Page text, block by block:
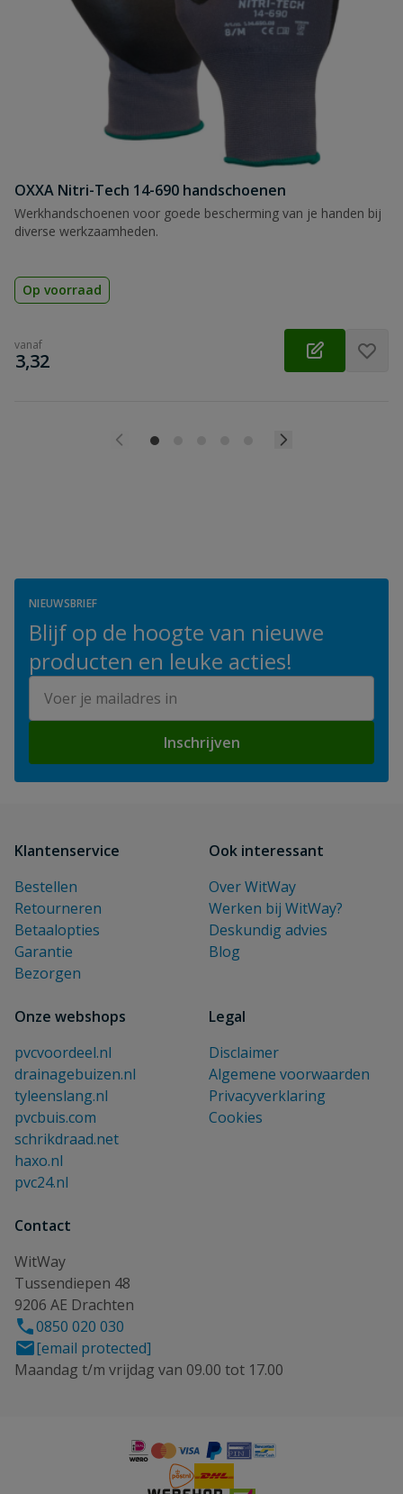
OXXA Nitri-Tech 14-690 handschoenen
Werkhandschoenen voor goede bescherming van je handen bij
diverse werkzaamheden.
Op voorraad
vanaf
€
3,32
NIEUWSBRIEF
Blijf op de hoogte van nieuwe
producten en leuke acties!
Inschrijven
Klantenservice
Bestellen
Retourneren
Betaalopties
Garantie
Bezorgen
Ook interessant
Over WitWay
Werken bij WitWay?
Deskundig advies
Blog
Onze webshops
pvcvoordeel.nl
drainagebuizen.nl
tyleenslang.nl
pvcbuis.com
schrikdraad.net
haxo.nl
pvc24.nl
Legal
Disclaimer
Algemene voorwaarden
Privacyverklaring
Cookies
Contact
WitWay
Tussendiepen 48
9206 AE Drachten
0850 020 030
[email protected]
Maandag t/m vrijdag van 09.00 tot 17.00